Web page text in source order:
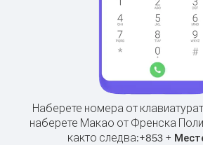
Наберете номера от
наберете Макао от Френска
както следва:+853 +